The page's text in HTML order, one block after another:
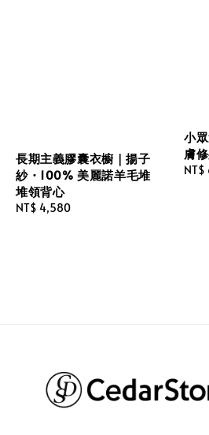
長期主義膠囊衣櫥｜揚子
紗・100% 美麗諾羊毛堆
堆領背心
Regular
NT$ 4,580
小
膚
NT$